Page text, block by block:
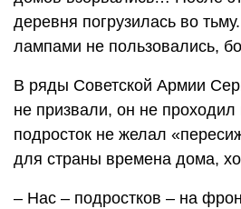
деревня погрузилась во
лампами не пользовались,
В ряды Советской Армии
не призвали, он не проходил
подросток не желал
для страны времена дома,
– Нас – подростков – на